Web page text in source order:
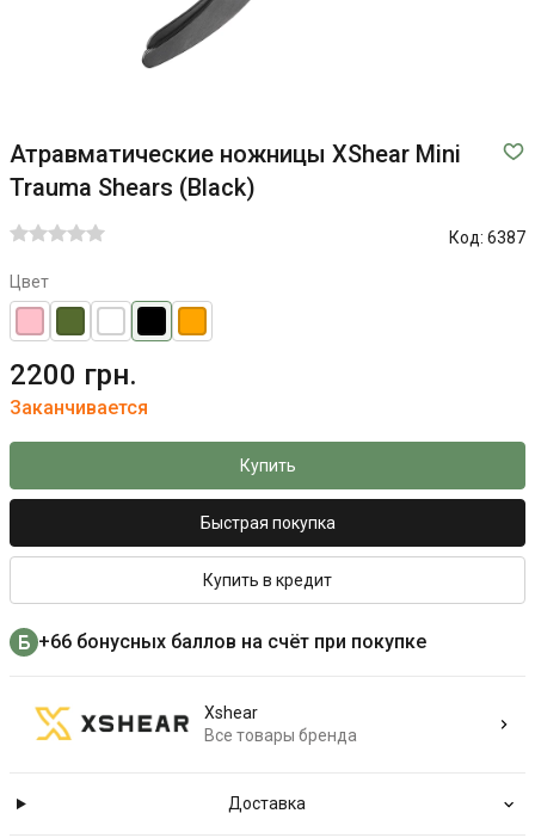
Атравматические ножницы XShear Mini
Trauma Shears (Black)
Код: 6387
Цвет
2200 грн.
Заканчивается
Купить
Быстрая покупка
Купить в кредит
+66 бонусных баллов на счёт при покупке
Xshear
Все товары бренда
Доставка